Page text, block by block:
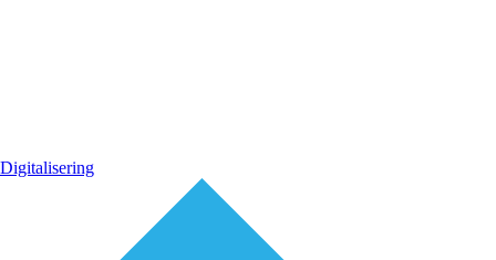
Digitalisering